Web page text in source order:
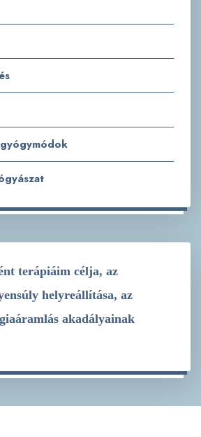
terápiáim célja, az
helyreállítása, az
akadályainak